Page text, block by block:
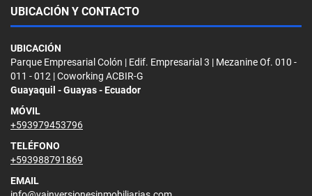
UBICACIÓN Y CONTACTO
UBICACIÓN
Parque Empresarial Colón | Edif. Empresarial 3 | Mezanine Of. 010 -
011 - 012 | Coworking ACBIR-G
Guayaquil - Guayas - Ecuador
MÓVIL
+593979453796
TELÉFONO
+593988791869
EMAIL